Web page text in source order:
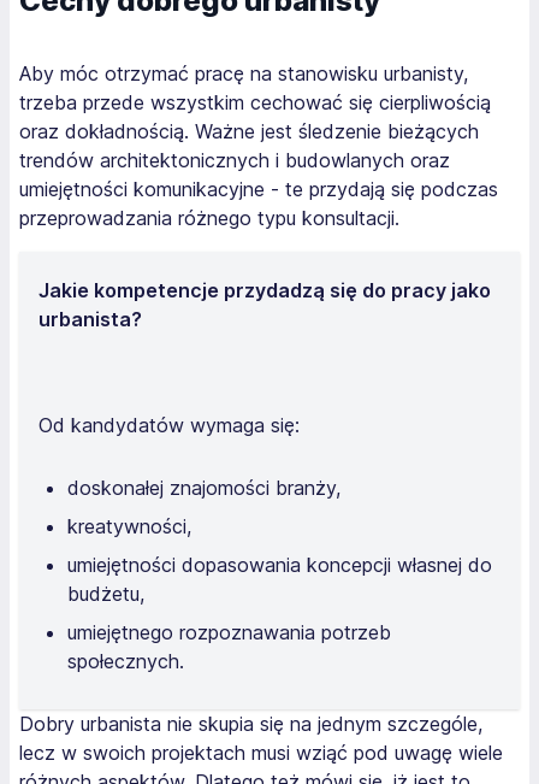
Aby móc otrzymać pracę na stanowisku urbanisty,
trzeba przede wszystkim cechować się cierpliwością
oraz dokładnością. Ważne jest śledzenie bieżących
trendów architektonicznych i budowlanych oraz
umiejętności komunikacyjne - te przydają się podczas
przeprowadzania różnego typu konsultacji.
Jakie kompetencje przydadzą się do pracy jako
urbanista?
Od kandydatów wymaga się:
doskonałej znajomości branży,
kreatywności,
umiejętności dopasowania koncepcji własnej do
budżetu,
umiejętnego rozpoznawania potrzeb
społecznych.
Dobry urbanista nie skupia się na jednym szczególe,
lecz w swoich projektach musi wziąć pod uwagę wiele